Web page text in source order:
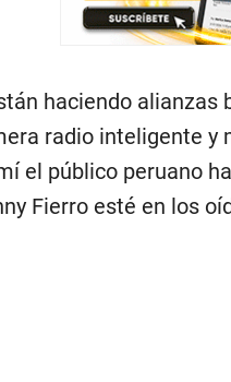
haciendo
radio inteligente
el público peruano
Fierro esté en los